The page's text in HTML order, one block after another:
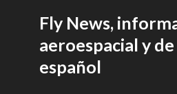
Fly News,
aeroespacial y
español